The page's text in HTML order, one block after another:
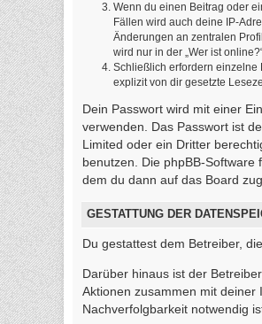
Wenn du einen Beitrag oder
Fällen wird auch deine IP-
Änderungen an zentralen
wird nur in der „Wer ist
Schließlich erfordern einzelne
explizit von dir gesetzte
Dein Passwort wird mit einer
verwenden. Das Passwort ist
Limited oder ein Dritter
benutzen. Die phpBB-
dem du dann auf das Board
GESTATTUNG DER
Du gestattest dem Betreiber,
Darüber hinaus ist der
Aktionen zusammen mit
Nachverfolgbarkeit notwendig